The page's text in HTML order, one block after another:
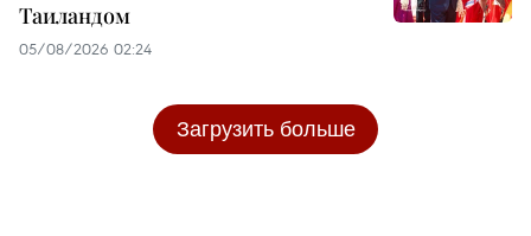
Таиландом
05/08/2026 02:24
Загрузить больше